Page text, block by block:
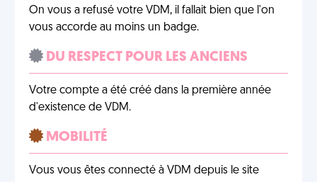
On vous a refusé votre VDM, il fallait bien que l'on
vous accorde au moins un badge.
DU RESPECT POUR LES ANCIENS
Votre compte a été créé dans la première année
d'existence de VDM.
MOBILITÉ
Vous vous êtes connecté à VDM depuis le site